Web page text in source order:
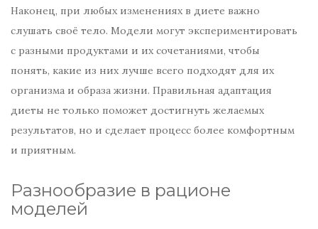
Наконец, при любых изменениях в диете важно
слушать своё тело. Модели могут экспериментировать
с разными продуктами и их сочетаниями, чтобы
понять, какие из них лучше всего подходят для их
организма и образа жизни. Правильная адаптация
диеты не только поможет достигнуть желаемых
результатов, но и сделает процесс более комфортным
и приятным.
Разнообразие в рационе
моделей